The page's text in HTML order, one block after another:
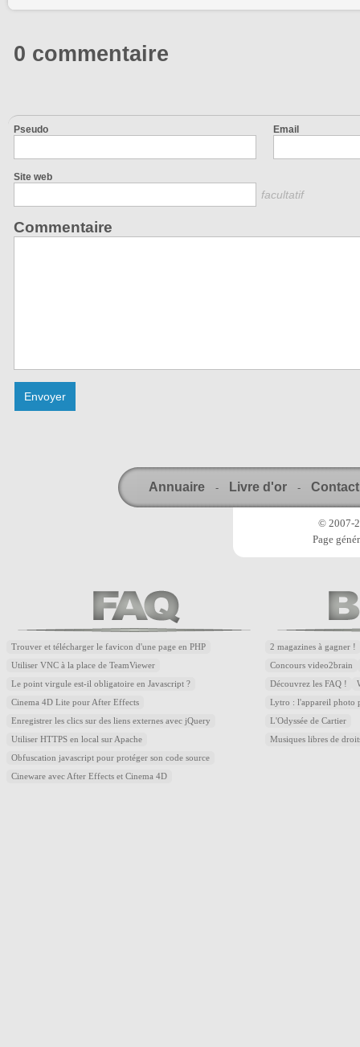
0 commentaire
Pseudo Email
Site web
facultatif
Commentaire
Annuaire - Livre d'or - Contact
© 2007-
Page
Trouver et télécharger le favicon d'une page en PHP
Utiliser VNC à la place de TeamViewer
Le point virgule est-il obligatoire en Javascript ?
Cinema 4D Lite pour After Effects
Enregistrer les clics sur des liens externes avec jQuery
Utiliser HTTPS en local sur Apache
Obfuscation javascript pour protéger son code source
Cineware avec After Effects et Cinema 4D
2 magazines à gagner !
Concours video2brain
Découvrez les FAQ !
Lytro : l'appareil photo
L'Odyssée de Cartier
Musiques libres de